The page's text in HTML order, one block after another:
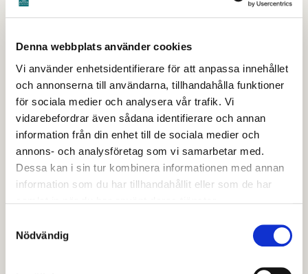
Denna webbplats använder cookies
Vi använder enhetsidentifierare för att anpassa innehållet
och annonserna till användarna, tillhandahålla funktioner
för sociala medier och analysera vår trafik. Vi
vidarebefordrar även sådana identifierare och annan
information från din enhet till de sociala medier och
annons- och analysföretag som vi samarbetar med.
Dessa kan i sin tur kombinera informationen med annan
information som du har tillhandahållit eller som de har
Nödvändig
Höst 2026:
Kursperiod : 31 augusti 2026 - 15 augusti 2027
Ansökningsperiod: 28 februari - 7 maj 2026
Kurslängd: 1550 gymnasiepoäng, 50 veckors
heltidsstudier. Har du betyg i ämnen/kurser som